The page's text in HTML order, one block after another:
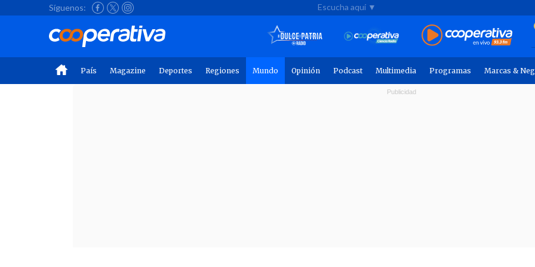
Síguenos: Escucha aquí ▼
País Magazine Deportes Regiones Mundo Opinión Podcast Multimedia Programas Marcas &